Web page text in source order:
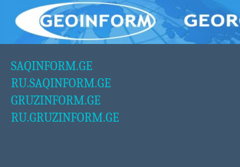
SAQINFORM.GE
RU.SAQINFORM.GE
GRUZINFORM.GE
RU.GRUZINFORM.GE